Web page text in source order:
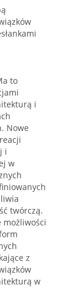
to
i
Nowe
i
w
twórczą.
możliwości
z
w